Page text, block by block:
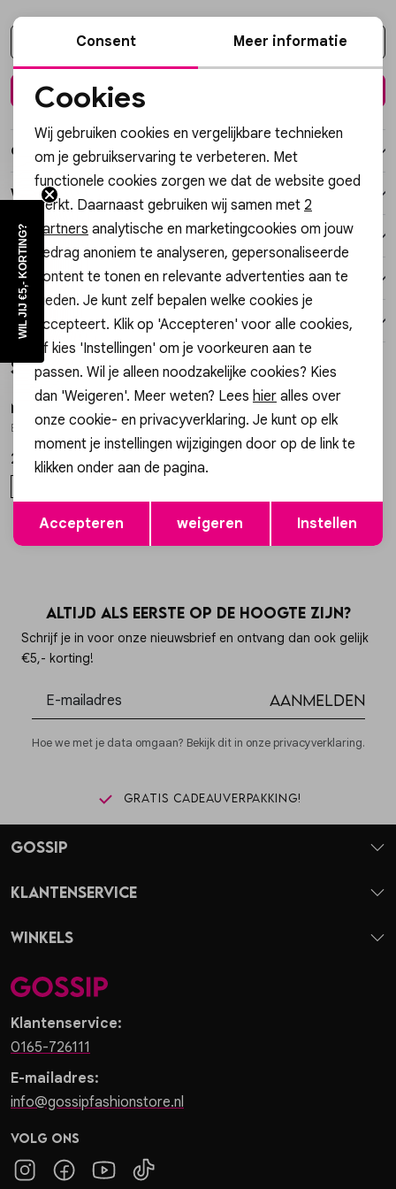
Vesten
Jassen
Kies een maat
Over dit item
Winkelvoorraad
Kenmerken
Verzending / Ophalen in de winkel
Retourneren
Style dit met
My Jewellery
Bracelet chain mix charms MJ16590
27,99
/2
Altijd als eerste op de hoogte zijn?
Schrijf je in voor onze nieuwsbrief en ontvang dan ook gelijk
€5,- korting!
Aanmelden
Hoe we met je data omgaan? Bekijk dit in onze privacyverklaring.
Gratis cadeauverpakking!
Klantenservice:
0165-726111
E-mailadres:
info@gossipfashionstore.nl
Volg ons
Gossip
Klantenservice
Winkels
Noodzakelijke cookies
Personalisatie cookies
Analytische cookies
Marketing cookies
Opslaan
Consent Meer informatie
Cookies
Wij gebruiken cookies en vergelijkbare technieken
om je gebruikservaring te verbeteren. Met
functionele cookies zorgen we dat de website goed
werkt. Daarnaast gebruiken wij samen met 2
partners analytische en marketingcookies om jouw
gedrag anoniem te analyseren, gepersonaliseerde
content te tonen en relevante advertenties aan te
bieden. Je kunt zelf bepalen welke cookies je
accepteert. Klik op 'Accepteren' voor alle cookies,
of kies 'Instellingen' om je voorkeuren aan te
passen. Wil je alleen noodzakelijke cookies? Kies
dan 'Weigeren'. Meer weten? Lees hier alles over
onze cookie- en privacyverklaring. Je kunt op elk
moment je instellingen wijzigingen door op de link te
klikken onder aan de pagina.
Accepteren weigeren Instellen
WIL JIJ €5,- KORTING?